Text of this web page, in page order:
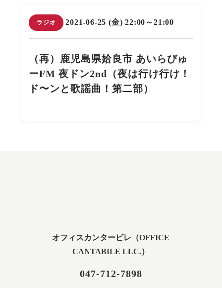
ラジオ 2021-06-25 (金) 22:00～21:00
（再）鹿児島県姶良市 あいらびゅ
ーFM 夜ドン2nd（夜は行け行け！
ド〜ンと歌謡曲！第二部）
オフィスカンタービレ（OFFICE
CANTABILE LLC.）
047-712-7898